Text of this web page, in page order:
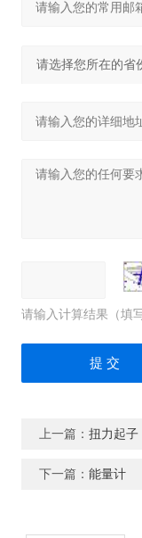
请输入计算结果（填
上一篇： 扭力起子
下一篇： 能量计